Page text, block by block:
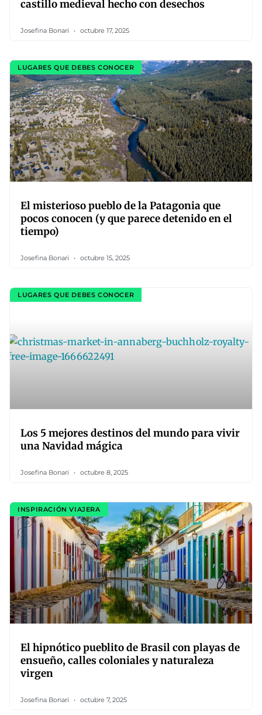
castillo medieval hecho con desechos
Josefina Bonari octubre 17, 2025
LUGARES QUE DEBES CONOCER
El misterioso pueblo de la Patagonia que
pocos conocen (y que parece detenido en el
tiempo)
Josefina Bonari octubre 15, 2025
LUGARES QUE DEBES CONOCER
Los 5 mejores destinos del mundo para vivir
una Navidad mágica
Josefina Bonari octubre 8, 2025
INSPIRACIÓN VIAJERA
El hipnótico pueblito de Brasil con playas de
ensueño, calles coloniales y naturaleza
virgen
Josefina Bonari octubre 7, 2025